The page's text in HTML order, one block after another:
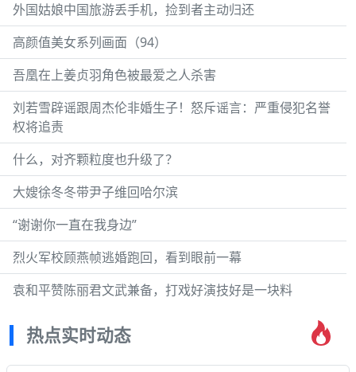
外国姑娘中国旅游丢手机，捡到者主动归还
高颜值美女系列画面（94）
吾凰在上姜贞羽角色被最爱之人杀害
刘若雪辟谣跟周杰伦非婚生子！怒斥谣言：严重侵犯名誉
权将追责
什么，对齐颗粒度也升级了？
大嫂徐冬冬带尹子维回哈尔滨
“谢谢你一直在我身边”
烈火军校顾燕帧逃婚跑回，看到眼前一幕
袁和平赞陈丽君文武兼备，打戏好演技好是一块料
热点实时动态